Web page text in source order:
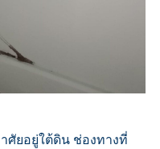
ศัยอยู่ใต้ดิน ช่องทางที่